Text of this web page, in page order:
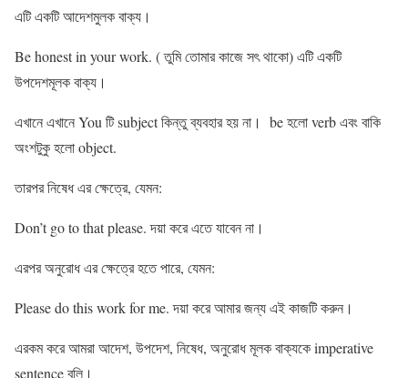
এটি একটি আদেশমুলক বাক্য।
Be honest in your work. ( তুমি তোমার কাজে সৎ থাকো) এটি একটি
উপদেশমূলক বাক্য।
এখানে এখানে You টি subject কিন্তু ব্যবহার হয় না। be হলো verb এবং বাকি
অংশটুকু হলো object.
তারপর নিষেধ এর ক্ষেত্রে, যেমন:
Don’t go to that please. দয়া করে এতে যাবেন না।
এরপর অনুরোধ এর ক্ষেত্রে হতে পারে, যেমন:
Please do this work for me. দয়া করে আমার জন্য এই কাজটি করুন।
এরকম করে আমরা আদেশ, উপদেশ, নিষেধ, অনুরোধ মূলক বাক্যকে imperative
sentence বলি।